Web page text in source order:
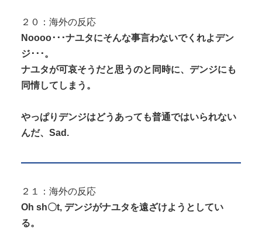
２０：海外の反応
Noooo･･･ナユタにそんな事言わないでくれよデン
ジ･･･。
ナユタが可哀そうだと思うのと同時に、デンジにも
同情してしまう。
やっぱりデンジはどうあっても普通ではいられない
んだ、Sad.
２１：海外の反応
Oh sh〇t, デンジがナユタを遠ざけようとしてい
る。